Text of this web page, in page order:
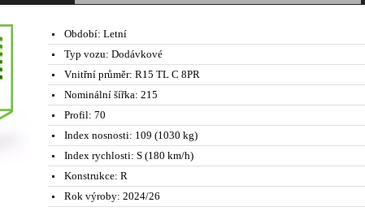
Období: Letní
Typ vozu: Dodávkové
Vnitřní průměr: R15 TL C 8PR
Nominální šířka: 215
Profil: 70
Index nosnosti: 109 (1030 kg)
Index rychlosti: S (180 km/h)
Konstrukce: R
Rok výroby: 2024/26